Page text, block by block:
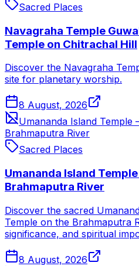
Sacred Places
Navagraha Temple
Temple on Chitrachal Hill
Discover the Navagraha
site for planetary worship.
8 August, 2026
Umananda Island
Brahmaputra River
Sacred Places
Umananda Island
Brahmaputra River
Discover the sacred
Temple on the Brahmaputra
significance, and spiritual
8 August, 2026